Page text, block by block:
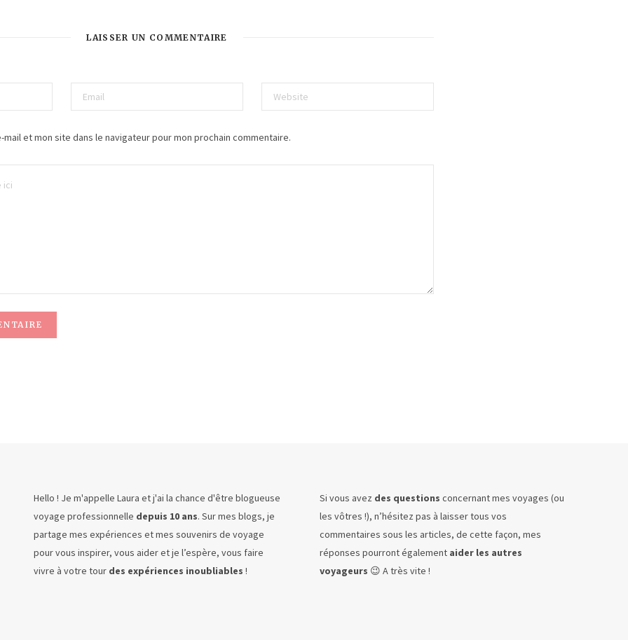
LAISSER UN COMMENTAIRE
et mon site dans le navigateur pour mon prochain commentaire.
Hello ! Je m'appelle Laura et j'ai la chance d'être blogueuse
voyage professionnelle depuis 10 ans. Sur mes blogs, je
partage mes expériences et mes souvenirs de voyage
pour vous inspirer, vous aider et je l’espère, vous faire
vivre à votre tour des expériences inoubliables !
Si vous avez des questions concernant mes voyages (ou
les vôtres !), n’hésitez pas à laisser tous vos
commentaires sous les articles, de cette façon, mes
réponses pourront également aider les autres
voyageurs 😉 A très vite !